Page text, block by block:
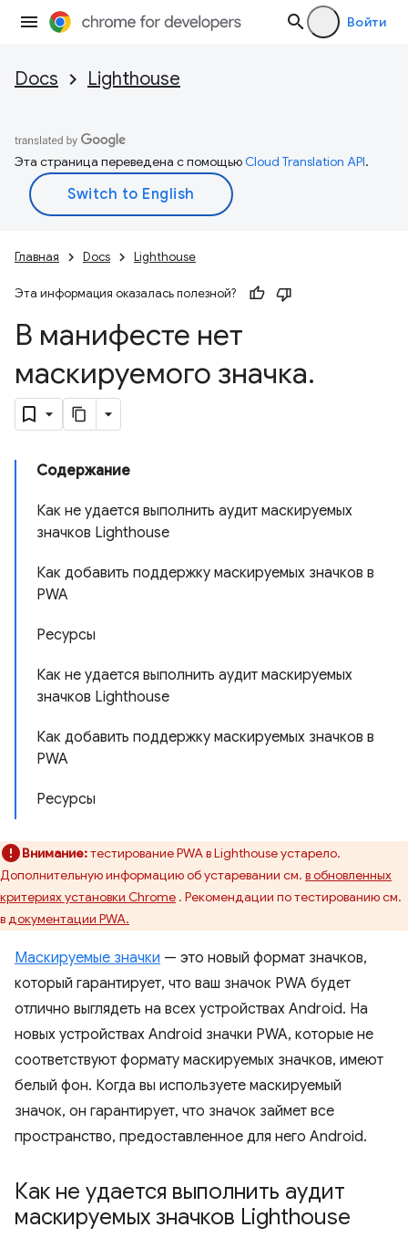
Войти
Docs Lighthouse
Эта страница переведена с помощьюCloud Translation API.
Главная Docs Lighthouse
Эта информация оказалась полезной?
В манифесте нет
маскируемого значка.
Содержание
Как не удается выполнить аудит маскируемых
значков Lighthouse
Как добавить поддержку маскируемых значков в
PWA
Ресурсы
Как не удается выполнить аудит маскируемых
значков Lighthouse
Как добавить поддержку маскируемых значков в
PWA
Ресурсы
Внимание:тестирование PWA в Lighthouse устарело.
Дополнительную информацию об устаревании см. в обновленных
критериях установки Chrome . Рекомендации по тестированию см.
вдокументации PWA.
Маскируемые значки — это новый формат значков,
который гарантирует, что ваш значок PWA будет
отлично выглядеть на всех устройствах Android. На
новых устройствах Android значки PWA, которые не
соответствуют формату маскируемых значков, имеют
белый фон. Когда вы используете маскируемый
значок, он гарантирует, что значок займет все
пространство, предоставленное для него Android.
Как не удается выполнить аудит
маскируемых значков Lighthouse